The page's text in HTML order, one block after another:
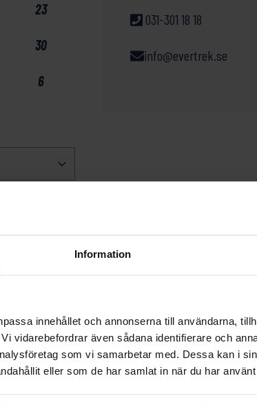
Information
innehållet och annonserna till användarna,
vidarebefordrar även sådana identifierare och
som vi samarbetar med. Dessa kan i
eller som de har samlat in när du har
23
30
6
031-301 18 18
info@evertrek.se